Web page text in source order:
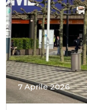
7 Aprile 2026